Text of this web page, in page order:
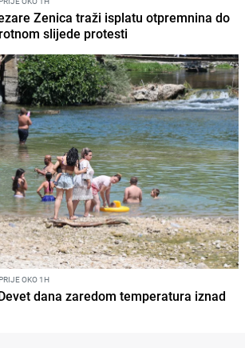
Zenica traži isplatu otpremnina do
slijede protesti
OKO 1H
dana zaredom temperatura iznad